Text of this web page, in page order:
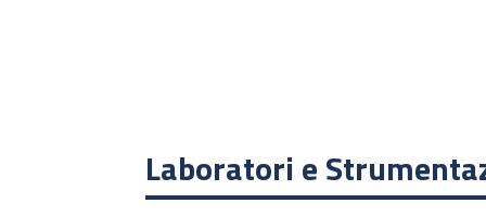
Laboratori e